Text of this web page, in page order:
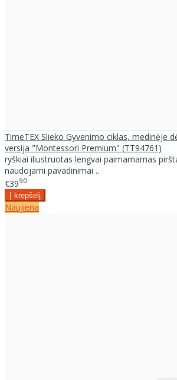
TimeTEX Slieko Gyvenimo ciklas, medinėje
versija "Montessori Premium" (TT94761)
ryškiai iliustruotas lengvai paimamamas
naudojami pavadinimai ..
€3990
Naujiena